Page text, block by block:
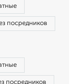
посредников
посредников